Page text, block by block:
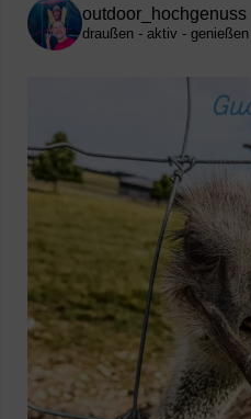
outdoor_hochgenuss
draußen - aktiv - genießen